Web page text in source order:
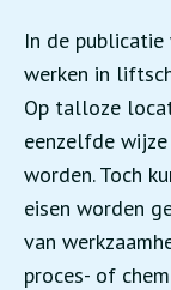
In de
werken in
Op talloze
eenzelfde
worden. Toch
eisen worden
van
proces- of